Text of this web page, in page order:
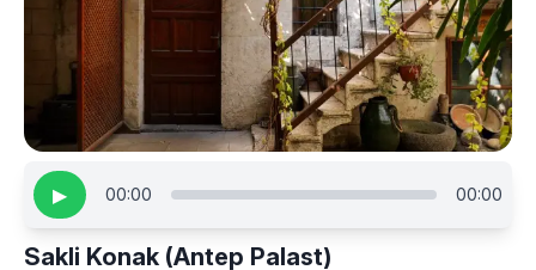
▶ 00:00 00:00
Sakli Konak (Antep Palast)